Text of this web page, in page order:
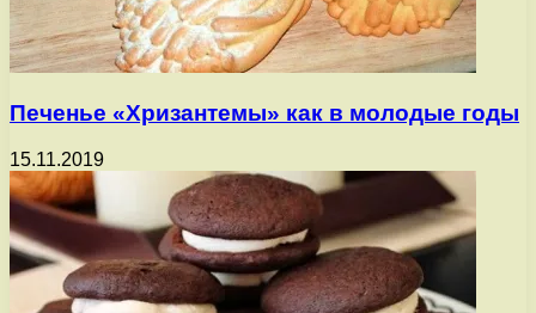
Печенье «Хризантемы» как в молодые годы
15.11.2019